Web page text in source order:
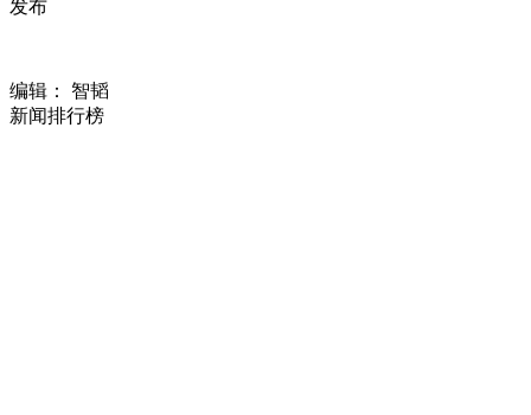
发布
编辑： 智韬
新闻排行榜